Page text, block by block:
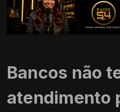
Bancos não
atendimento